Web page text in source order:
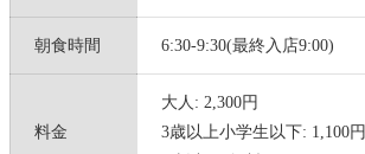
朝食時間 6:30-9:30(最終入店9:00)
料金
大人: 2,300円
3歳以上小学生以下: 1,100円